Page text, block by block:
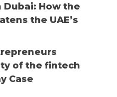
Dubai: How the
the UAE’s
of the fintech
Case